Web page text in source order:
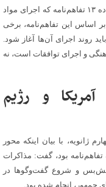
که به زوریخ انجام شد نیز با هدف پیگیری اجرای ماده ۱۳ تفاهم‌نامه که اجرای مواد
بر اساس این تفاهم‌نامه، برخی
روند اجرای آن‌ها آغاز شود.
و اجرای توافقات است، نه
و رژیم
ژانویه، با بیان اینکه محور
تفاهم‌نامه بود، گفت: مذاکرات
آتش‌بس و شروع گفت‌وگوها در
جمهور، انجام شده بود.